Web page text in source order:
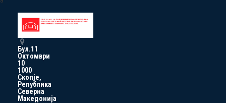
Бул.11
Октомври
10
1000
Скопје,
Република
Северна
Македонија